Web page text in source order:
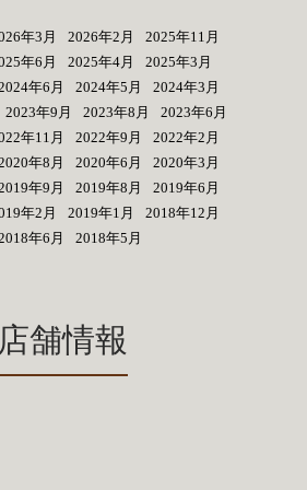
年3月 2026年2月
2025年11月
年6月 2025年4月
2025年3月
年6月 2024年5月
2024年3月
2023年9月 2023年8月
2023年6月
年11月 2022年9月
2022年2月
年8月 2020年6月
2020年3月
年9月 2019年8月
2019年6月
年2月 2019年1月
2018年12月
年6月 2018年5月
店舗情報